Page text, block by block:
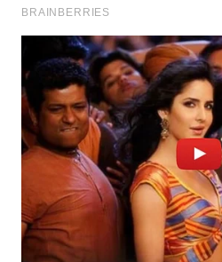
INDRAMAYU
WN
KUNINGAN
WN
MAJALENGKA
WN
SUBANG
WN